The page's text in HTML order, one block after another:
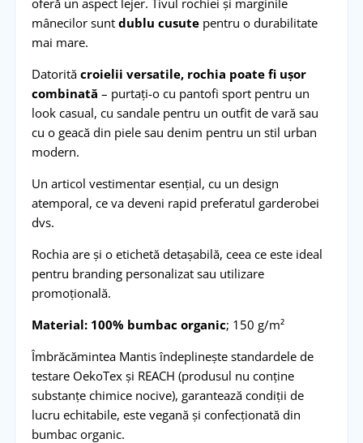
mânecilor sunt dublu cusutepentru o durabilitate
mai mare.
Datorită croielii versatile, rochia poate fi ușor
combinată – purtați-o cu pantofi sport pentru un
look casual, cu sandale pentru un outfit de vară sau
cu o geacă din piele sau denim pentru un stil urban
modern.
Un articol vestimentar esențial, cu un design
atemporal, ce va deveni rapid preferatul garderobei
dvs.
Rochia are și o etichetă detașabilă, ceea ce este ideal
pentru branding personalizat sau utilizare
promoțională.
Material: 100% bumbac organic; 150 g/m²
Îmbrăcămintea Mantis îndeplinește standardele de
testare OekoTex și REACH (produsul nu conține
substanțe chimice nocive), garantează condiții de
lucru echitabile, este vegană și confecționată din
bumbac organic.